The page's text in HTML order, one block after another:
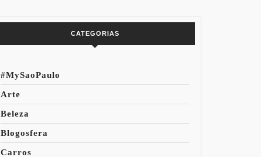
CATEGORIAS
#MySaoPaulo
Arte
Beleza
Blogosfera
Carros